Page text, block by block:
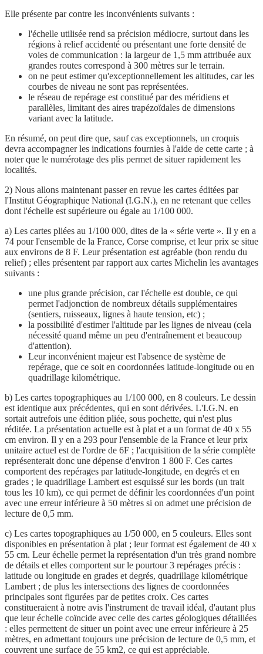
Elle présente par contre les inconvénients suivants :
l'échelle utilisée rend sa précision médiocre, surtout dans les
régions à relief accidenté ou présentant une forte densité de
voies de communication : la largeur de 1,5 mm attribuée aux
grandes routes correspond à 300 mètres sur le terrain.
on ne peut estimer qu'exceptionnellement les altitudes, car les
courbes de niveau ne sont pas représentées.
le réseau de repérage est constitué par des méridiens et
parallèles, limitant des aires trapézoïdales de dimensions
variant avec la latitude.
En résumé, on peut dire que, sauf cas exceptionnels, un croquis
devra accompagner les indications fournies à l'aide de cette carte ; à
noter que le numérotage des plis permet de situer rapidement les
localités.
2) Nous allons maintenant passer en revue les cartes éditées par
l'Institut Géographique National (I.G.N.), en ne retenant que celles
dont l'échelle est supérieure ou égale au 1/100 000.
a) Les cartes pliées au 1/100 000, dites de la « série verte ». Il y en a
74 pour l'ensemble de la France, Corse comprise, et leur prix se situe
aux environs de 8 F. Leur présentation est agréable (bon rendu du
relief) ; elles présentent par rapport aux cartes Michelin les avantages
suivants :
une plus grande précision, car l'échelle est double, ce qui
permet l'adjonction de nombreux détails supplémentaires
(sentiers, ruisseaux, lignes à haute tension, etc) ;
la possibilité d'estimer l'altitude par les lignes de niveau (cela
nécessité quand même un peu d'entraînement et beaucoup
d'attention).
Leur inconvénient majeur est l'absence de système de
repérage, que ce soit en coordonnées latitude-longitude ou en
quadrillage kilométrique.
b) Les cartes topographiques au 1/100 000, en 8 couleurs. Le dessin
est identique aux précédentes, qui en sont dérivées. L'I.G.N. en
sortait autrefois une édition pliée, sous pochette, qui n'est plus
réditée. La présentation actuelle est à plat et a un format de 40 x 55
cm environ. Il y en a 293 pour l'ensemble de la France et leur prix
unitaire actuel est de l'ordre de 6F ; l'acquisition de la série complète
représenterait donc une dépense d'environ 1 800 F. Ces cartes
comportent des repérages par latitude-longitude, en degrés et en
grades ; le quadrillage Lambert est esquissé sur les bords (un trait
tous les 10 km), ce qui permet de définir les coordonnées d'un point
avec une erreur inférieure à 50 mètres si on admet une précision de
lecture de 0,5 mm.
c) Les cartes topographiques au 1/50 000, en 5 couleurs. Elles sont
disponibles en présentation à plat ; leur format est également de 40 x
55 cm. Leur échelle permet la représentation d'un très grand nombre
de détails et elles comportent sur le pourtour 3 repérages précis :
latitude ou longitude en grades et degrés, quadrillage kilométrique
Lambert ; de plus les intersections des lignes de coordonnées
principales sont figurées par de petites croix. Ces cartes
constitueraient à notre avis l'instrument de travail idéal, d'autant plus
que leur échelle coïncide avec celle des cartes géologiques détaillées
: elles permettent de situer un point avec une erreur inférieure à 25
mètres, en admettant toujours une précision de lecture de 0,5 mm, et
couvrent une surface de 55 km2, ce qui est appréciable.